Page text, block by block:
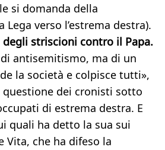
si domanda della
Lega verso l’estrema destra).
degli striscioni contro il Papa.
antisemitismo, ma di un
la società e colpisce tutti»,
questione dei cronisti sotto
di estrema destra. E
quali ha detto la sua sui
Vita, che ha difeso la